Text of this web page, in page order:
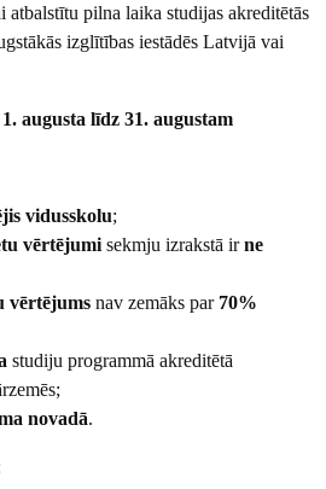
atbalstītu pilna laika studijas akreditētās
izglītības iestādēs Latvijā vai
augusta līdz 31. augustam
vidusskolu;
vērtējumi sekmju izrakstā irne
vērtējums nav zemāks par 70%
studiju programmā akreditētā
novadā.